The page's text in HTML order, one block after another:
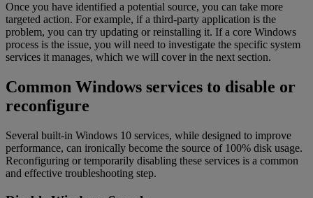
Once you have identified a potential source, you can take more
targeted action. For example, if a third-party application is the
problem, you can try updating or reinstalling it. If a core Windows
process is the issue, you will need to investigate the specific system
services it manages, which we will cover in the next section.
Common Windows services to disable or
reconfigure
Several built-in Windows 10 services, while designed to improve
performance, can ironically become the source of 100% disk usage.
Reconfiguring or temporarily disabling these services is a common
and effective troubleshooting step.